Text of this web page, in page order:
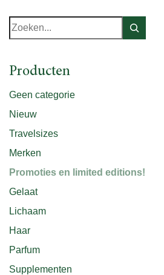
Zoeken
Producten
Geen categorie
Nieuw
Travelsizes
Merken
Promoties en limited editions!
Gelaat
Lichaam
Haar
Parfum
Supplementen